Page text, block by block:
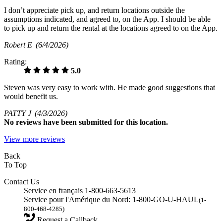
I don’t appreciate pick up, and return locations outside the
assumptions indicated, and agreed to, on the App. I should be able
to pick up and return the rental at the locations agreed to on the App.
Robert E (6/4/2026)
Rating:
5.0
Steven was very easy to work with. He made good suggestions that
would benefit us.
PATTY J (4/3/2026)
No reviews have been submitted for this location.
View more reviews
Back
To Top
Contact Us
Service en français 1-800-663-5613
Service pour l'Amérique du Nord: 1-800-GO-U-HAUL(1-
800-468-4285)